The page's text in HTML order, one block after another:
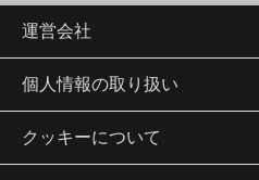
運営会社
個人情報の取り扱い
クッキーについて